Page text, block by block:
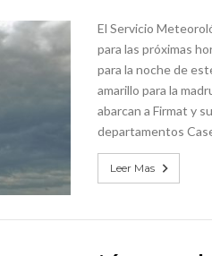
El Servicio
para las próximas
para la noche de
amarillo para la
abarcan a Firmat y
departamentos
Leer Mas